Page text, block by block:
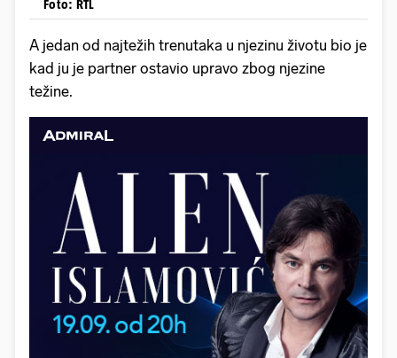
Foto: RTL
A jedan od najtežih trenutaka u njezinu životu bio je
kad ju je partner ostavio upravo zbog njezine
težine.